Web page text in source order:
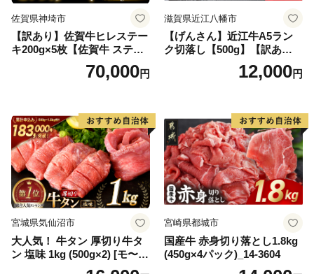
佐賀県神埼市
【訳あり】佐賀牛ヒレステー
キ200g×5枚【佐賀牛 ステー
キ ブランド肉 ヒレ肉 フィレ
肉 ジューシー ヘルシー】(H0
70,000円
滋賀県近江八幡市
【げんさん】近江牛A5ラン
ク切落し【500g】【訳あり】
12,000円
宮城県気仙沼市
大人気！ 牛タン 厚切り牛タ
ン 塩味 1kg (500g×2) [モ〜ラ
ンド 宮城県 気仙沼市 205646
宮崎県都城市
国産牛 赤身切り落とし1.8kg
(450g×4パック)_14-3604